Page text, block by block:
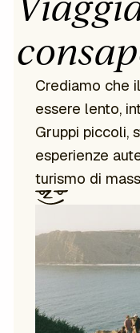
Crediamo che
essere lento,
Gruppi piccoli,
esperienze
turismo di